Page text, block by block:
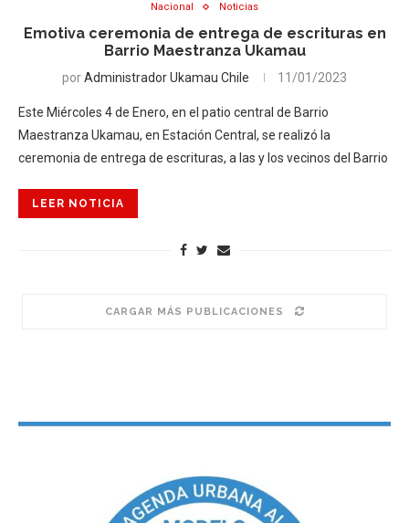
Nacional Noticias
Emotiva ceremonia de entrega de escrituras en
Barrio Maestranza Ukamau
porAdministrador Ukamau Chile 11/01/2023
Este Miércoles 4 de Enero, en el patio central de Barrio
Maestranza Ukamau, en Estación Central, se realizó la
ceremonia de entrega de escrituras, a las y los vecinos del Barrio
LEER NOTICIA
CARGAR MÁS PUBLICACIONES